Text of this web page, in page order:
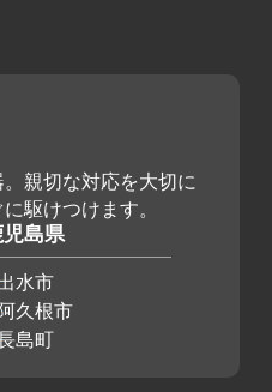
親切な対応を大切に
駆けつけます。
児島県
水市
阿久根市
島町